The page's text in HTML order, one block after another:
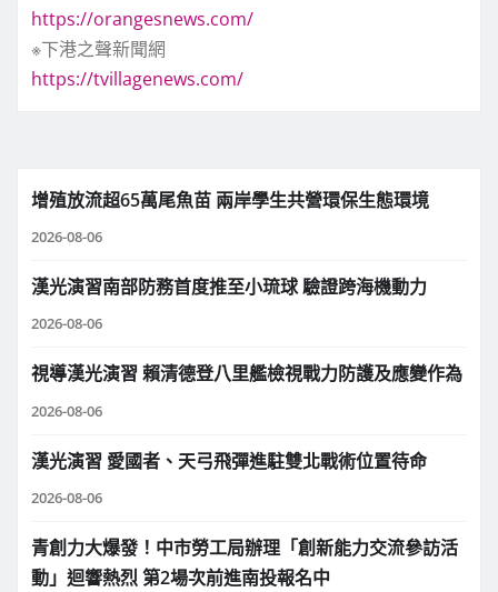
https://orangesnews.com/
※下港之聲新聞網
https://tvillagenews.com/
增殖放流超65萬尾魚苗 兩岸學生共營環保生態環境
2026-08-06
漢光演習南部防務首度推至小琉球 驗證跨海機動力
2026-08-06
視導漢光演習 賴清德登八里艦檢視戰力防護及應變作為
2026-08-06
漢光演習 愛國者、天弓飛彈進駐雙北戰術位置待命
2026-08-06
青創力大爆發！中市勞工局辦理「創新能力交流參訪活
動」迴響熱烈 第2場次前進南投報名中